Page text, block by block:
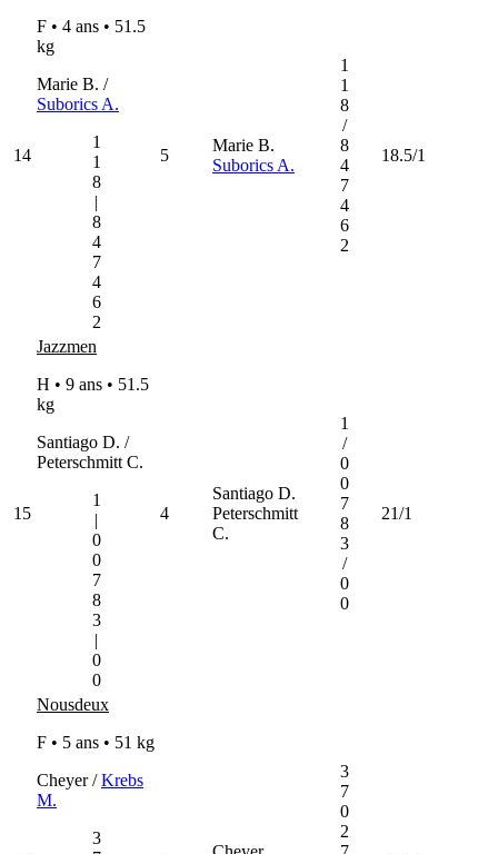
14
F • 4 ans • 51.5
kg
Marie B. /
Suborics A.
1
1
8
|
8
4
7
4
6
2
5
Marie B.
Suborics A.
1
1
8
/
8
4
7
4
6
2
18.5/1
15
Jazzmen
H • 9 ans • 51.5
kg
Santiago D. /
Peterschmitt C.
1
|
0
0
7
8
3
|
0
0
4
Santiago D.
Peterschmitt
C.
1
/
0
0
7
8
3
/
0
0
21/1
Nousdeux
F • 5 ans • 51 kg
Cheyer /Krebs
M.
3
3
7
0
2